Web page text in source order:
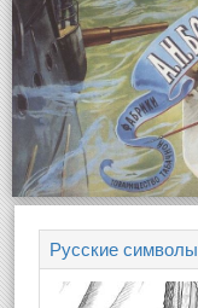
Русские символы